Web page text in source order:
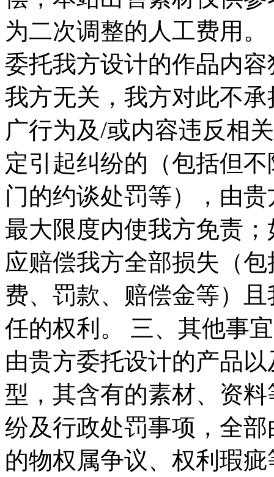
为二次调整的人工费用
委托我方设计的作品内
我方无关，我方对此不
广行为及/或内容违反相
定引起纠纷的（包括但
门的约谈处罚等），由
最大限度内使我方免责
应赔偿我方全部损失（
费、罚款、赔偿金等）
任的权利。 三、其他事
由贵方委托设计的产品
型，其含有的素材、资
纷及行政处罚事项，全
的物权属争议、权利瑕